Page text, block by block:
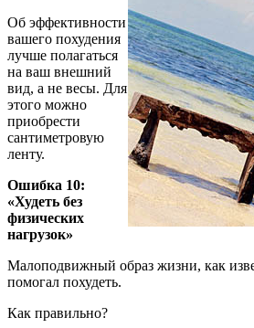
Об эффективности
вашего похудения
лучше полагаться
на ваш внешний
вид, а не весы. Для
этого можно
приобрести
сантиметровую
ленту.
Ошибка 10:
«Худеть без
физических
нагрузок»
Малоподвижный образ жизни, как
помогал похудеть.
Как правильно?